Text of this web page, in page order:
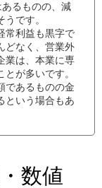
るものの、減
です。
常利益も黒字で
どなく、営業外
業は、本業に専
が多いです。
であるものの金
という場合もあ